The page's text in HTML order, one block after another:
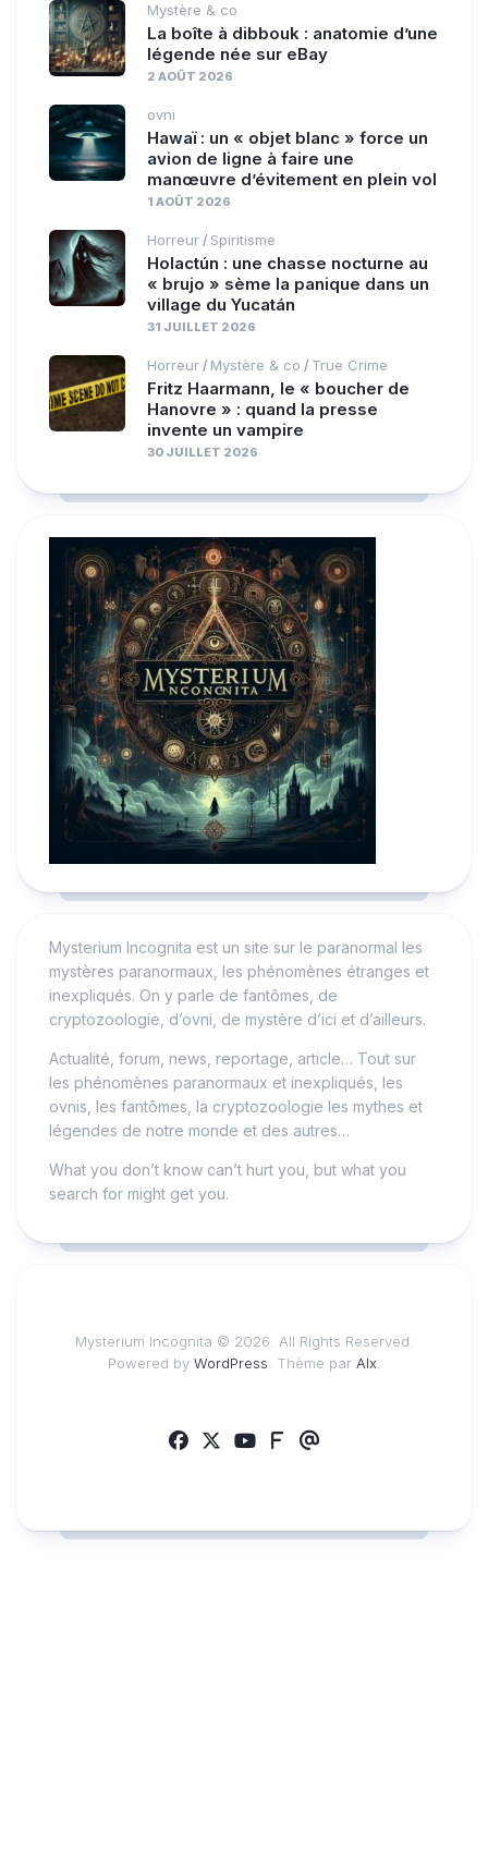
Mystère & co
La boîte à dibbouk : anatomie d’une
légende née sur eBay
2 AOÛT 2026
ovni
Hawaï : un « objet blanc » force un
avion de ligne à faire une
manœuvre d’évitement en plein vol
1 AOÛT 2026
Horreur / Spiritisme
Holactún : une chasse nocturne au
« brujo » sème la panique dans un
village du Yucatán
31 JUILLET 2026
Horreur / Mystère & co / True Crime
Fritz Haarmann, le « boucher de
Hanovre » : quand la presse
invente un vampire
30 JUILLET 2026
Mysterium Incognita est un site sur le paranormal les
mystères paranormaux, les phénomènes étranges et
inexpliqués. On y parle de fantômes, de
cryptozoologie, d’ovni, de mystère d’ici et d’ailleurs.
Actualité, forum, news, reportage, article… Tout sur
les phénomènes paranormaux et inexpliqués, les
ovnis, les fantômes, la cryptozoologie les mythes et
légendes de notre monde et des autres…
What you don’t know can’t hurt you, but what you
search for might get you.
Mysterium Incognita © 2026. All Rights Reserved.
Powered by WordPress . Thème par Alx